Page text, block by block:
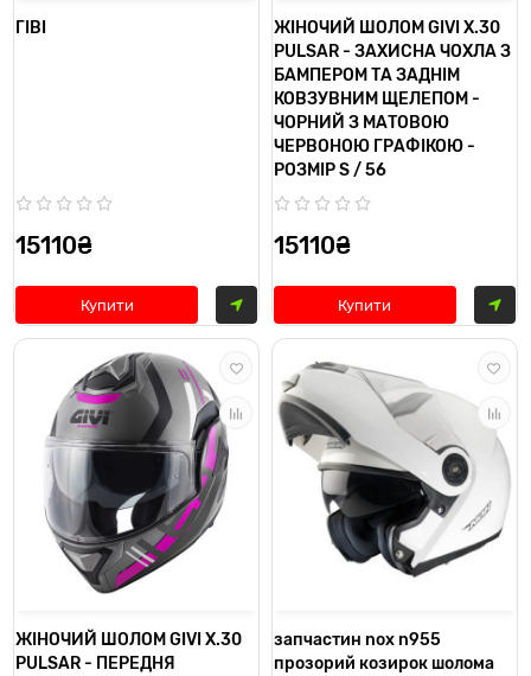
ГІВІ
15110₴
Купити
ЖІНОЧИЙ ШОЛОМ GIVI X.30
PULSAR - ЗАХИСНА ЧОХЛА З
БАМПЕРОМ ТА ЗАДНІМ
КОВЗУВНИМ ЩЕЛЕПОМ -
ЧОРНИЙ З МАТОВОЮ
ЧЕРВОНОЮ ГРАФІКОЮ -
РОЗМІР S / 56
15110₴
Купити
ЖІНОЧИЙ ШОЛОМ GIVI X.30
PULSAR - ПЕРЕДНЯ
запчастин nox n955
прозорий козирок шолома